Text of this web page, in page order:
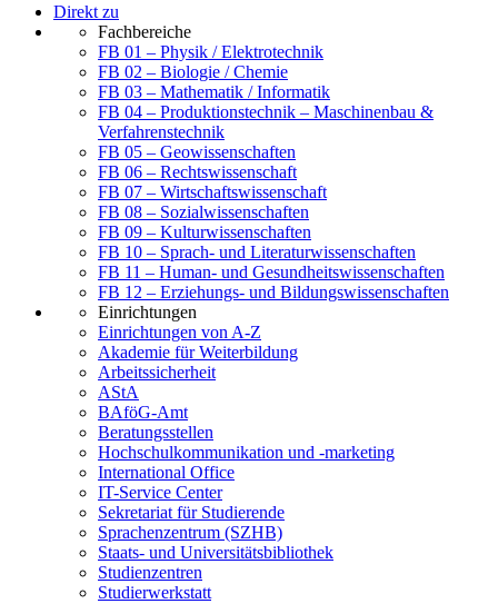
Direkt zu
Fachbereiche
FB 01 – Physik / Elektrotechnik
FB 02 – Biologie / Chemie
FB 03 – Mathematik / Informatik
FB 04 – Produktionstechnik – Maschinenbau &
Verfahrenstechnik
FB 05 – Geowissenschaften
FB 06 – Rechtswissenschaft
FB 07 – Wirtschaftswissenschaft
FB 08 – Sozialwissenschaften
FB 09 – Kulturwissenschaften
FB 10 – Sprach- und Literaturwissenschaften
FB 11 – Human- und Gesundheitswissenschaften
FB 12 – Erziehungs- und Bildungswissenschaften
Einrichtungen
Einrichtungen von A-Z
Akademie für Weiterbildung
Arbeitssicherheit
AStA
BAföG-Amt
Beratungsstellen
Hochschulkommunikation und -marketing
International Office
IT-Service Center
Sekretariat für Studierende
Sprachenzentrum (SZHB)
Staats- und Universitätsbibliothek
Studienzentren
Studierwerkstatt